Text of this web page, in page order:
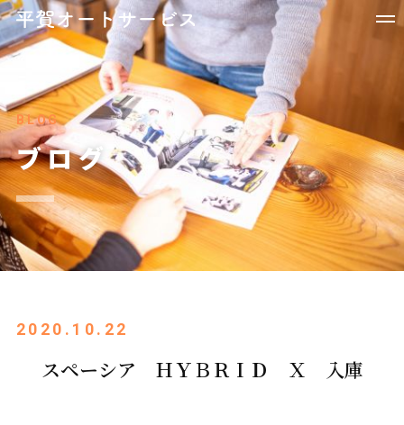
BLOG
ブログ
2020.10.22
スペーシア ＨＹＢＲＩＤ Ｘ 入庫